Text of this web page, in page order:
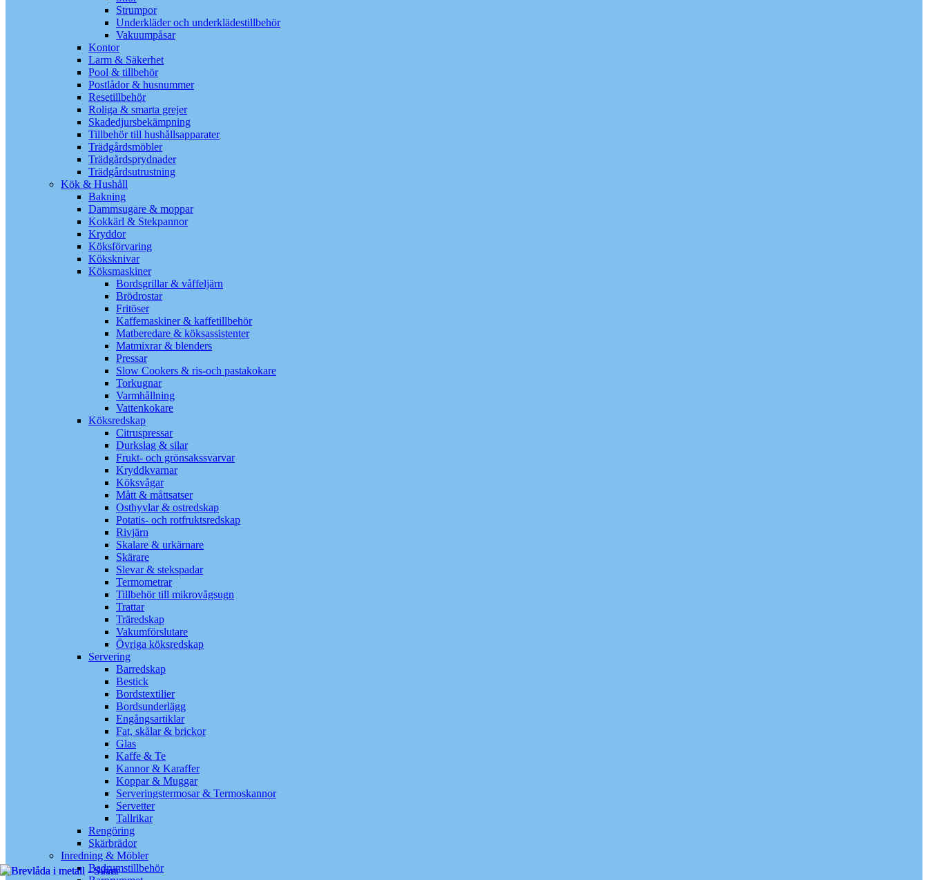
Strumpor
Underkläder och underklädestillbehör
Vakuumpåsar
Kontor
Larm & Säkerhet
Pool & tillbehör
Postlådor & husnummer
Resetillbehör
Roliga & smarta grejer
Skadedjursbekämpning
Tillbehör till hushållsapparater
Trädgårdsmöbler
Trädgårdsprydnader
Trädgårdsutrustning
Kök & Hushåll
Bakning
Dammsugare & moppar
Kokkärl & Stekpannor
Kryddor
Köksförvaring
Köksknivar
Köksmaskiner
Bordsgrillar & våffeljärn
Brödrostar
Fritöser
Kaffemaskiner & kaffetillbehör
Matberedare & köksassistenter
Matmixrar & blenders
Pressar
Slow Cookers & ris-och pastakokare
Torkugnar
Varmhållning
Vattenkokare
Köksredskap
Citruspressar
Durkslag & silar
Frukt- och grönsakssvarvar
Kryddkvarnar
Köksvågar
Mått & måttsatser
Osthyvlar & ostredskap
Potatis- och rotfruktsredskap
Rivjärn
Skalare & urkärnare
Skärare
Slevar & stekspadar
Termometrar
Tillbehör till mikrovågsugn
Trattar
Träredskap
Vakumförslutare
Övriga köksredskap
Servering
Barredskap
Bestick
Bordstextilier
Bordsunderlägg
Engångsartiklar
Fat, skålar & brickor
Glas
Kaffe & Te
Kannor & Karaffer
Koppar & Muggar
Serveringstermosar & Termoskannor
Servetter
Tallrikar
Rengöring
Skärbrädor
Inredning & Möbler
Badrumstillbehör